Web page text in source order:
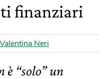
finanziari
Valentina Neri
è “solo” un